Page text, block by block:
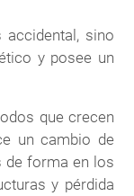
sino
y posee un
que crecen
un cambio de
de forma en los
y pérdida